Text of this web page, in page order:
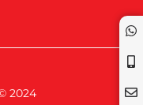
2024